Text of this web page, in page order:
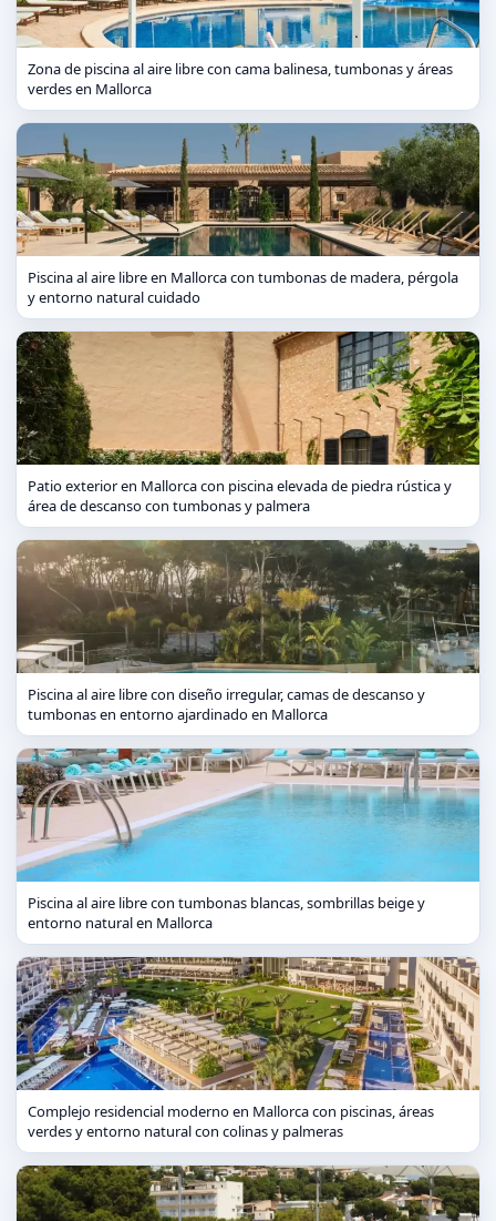
Zona de piscina al aire libre con cama balinesa, tumbonas y áreas
verdes en Mallorca
Piscina al aire libre en Mallorca con tumbonas de madera, pérgola
y entorno natural cuidado
Patio exterior en Mallorca con piscina elevada de piedra rústica y
área de descanso con tumbonas y palmera
Piscina al aire libre con diseño irregular, camas de descanso y
tumbonas en entorno ajardinado en Mallorca
Piscina al aire libre con tumbonas blancas, sombrillas beige y
entorno natural en Mallorca
Complejo residencial moderno en Mallorca con piscinas, áreas
verdes y entorno natural con colinas y palmeras